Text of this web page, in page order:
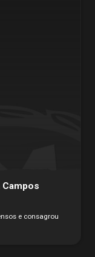
Campos
e consagrou